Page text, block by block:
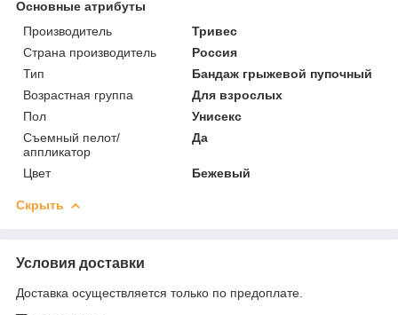
Основные атрибуты
Производитель
Тривес
Страна производитель
Россия
Тип
Бандаж грыжевой пупочный
Возрастная группа
Для взрослых
Пол
Унисекс
Съемный пелот/
аппликатор
Да
Цвет Бежевый
Скрыть
Условия доставки
Доставка осуществляется только по предоплате.